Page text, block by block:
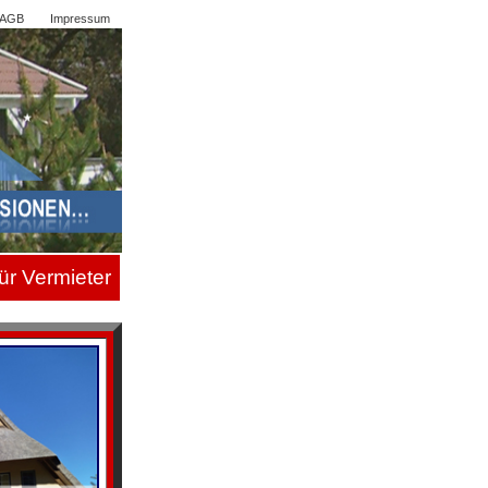
AGB Impressum
Vermieter